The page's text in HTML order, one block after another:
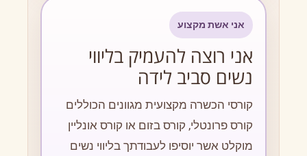
אני אשת מקצוע
אני רוצה להעמיק בליווי
נשים סביב לידה
קורסי הכשרה מקצועית מגוונים הכוללים
קורס פרונטלי, קורס בזום או קורס אונליין
מוקלט אשר יוסיפו לעבודתך בליווי נשים